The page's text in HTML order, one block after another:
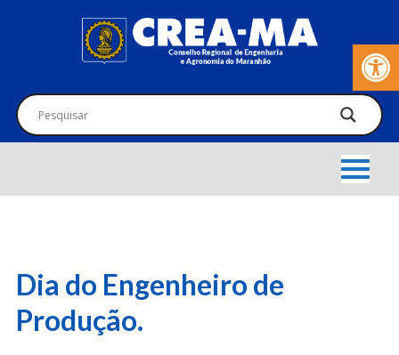
Barra de
Dia do Engenheiro de
Produção.